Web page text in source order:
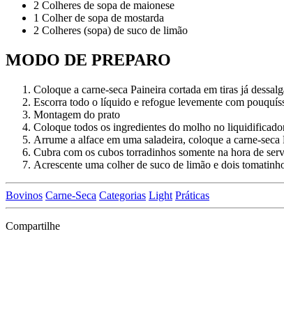
2 Colheres de sopa de maionese
1 Colher de sopa de mostarda
2 Colheres (sopa) de suco de limão
MODO DE PREPARO
Coloque a carne-seca Paineira cortada em tiras já
Escorra todo o líquido e refogue levemente com
Montagem do prato
Coloque todos os ingredientes do molho no
Arrume a alface em uma saladeira, coloque a carne-
Cubra com os cubos torradinhos somente na hora de
Acrescente uma colher de suco de limão e dois
Bovinos Carne-Seca Categorias Light Práticas
Compartilhe